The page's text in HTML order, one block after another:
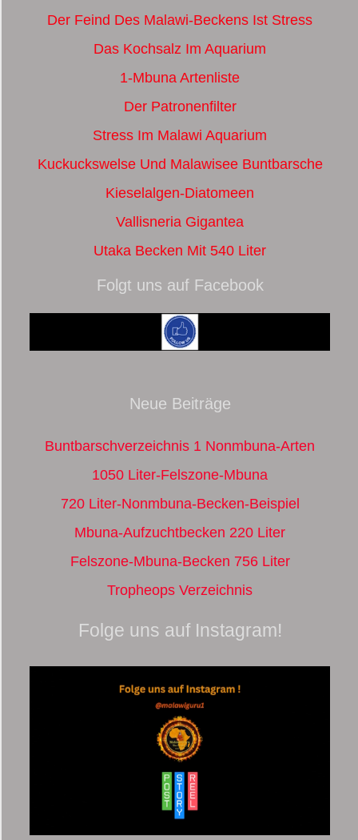
Der Feind Des Malawi-Beckens Ist Stress
Das Kochsalz Im Aquarium
1-Mbuna Artenliste
Der Patronenfilter
Stress Im Malawi Aquarium
Kuckuckswelse Und Malawisee Buntbarsche
Kieselalgen-Diatomeen
Vallisneria Gigantea
Utaka Becken Mit 540 Liter
Folgt uns auf Facebook
Neue Beiträge
Buntbarschverzeichnis 1 Nonmbuna-Arten
1050 Liter-Felszone-Mbuna
720 Liter-Nonmbuna-Becken-Beispiel
Mbuna-Aufzuchtbecken 220 Liter
Felszone-Mbuna-Becken 756 Liter
Tropheops Verzeichnis
Folge uns auf Instagram!